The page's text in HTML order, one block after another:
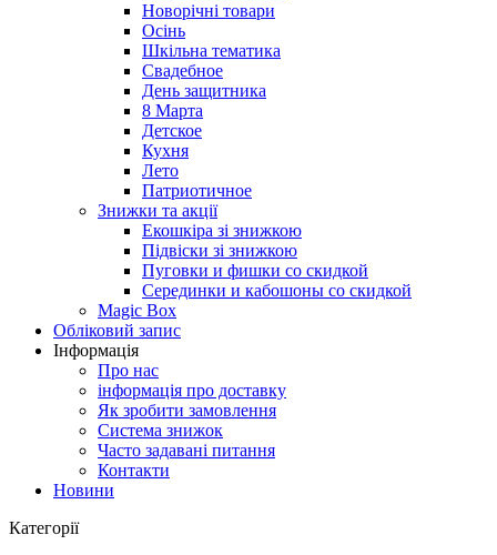
Новорічні товари
Осінь
Шкільна тематика
Свадебное
День защитника
8 Марта
Детское
Кухня
Лето
Патриотичное
Знижки та акції
Екошкіра зі знижкою
Підвіски зі знижкою
Пуговки и фишки со скидкой
Серединки и кабошоны со скидкой
Magic Box
Обліковий запис
Інформація
Про нас
інформація про доставку
Як зробити замовлення
Система знижок
Часто задавані питання
Контакти
Новини
Категорії